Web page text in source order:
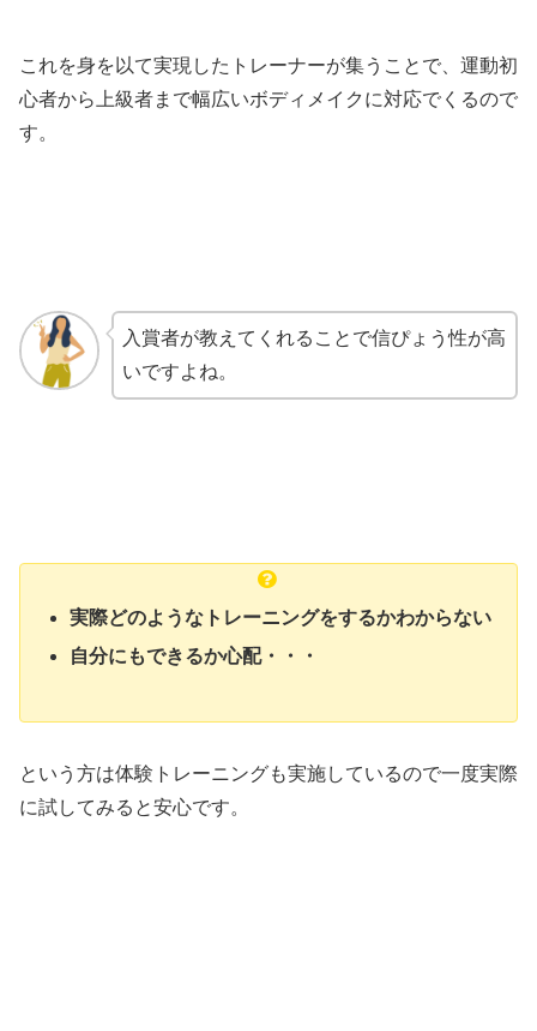
これを身を以て実現したトレーナーが集うことで、運動初
心者から上級者まで幅広いボディメイクに対応でくるので
す。
入賞者が教えてくれることで信ぴょう性が高
いですよね。
実際どのようなトレーニングをするかわからない
自分にもできるか心配・・・
という方は体験トレーニングも実施しているので一度実際
に試してみると安心です。